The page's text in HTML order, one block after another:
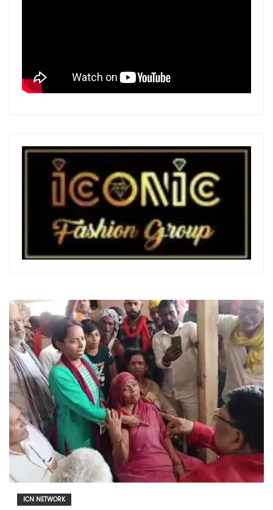
ICN NETWORK